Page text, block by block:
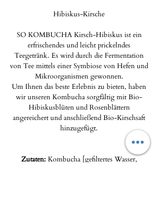
Hibiskus-Kirsche
SO KOMBUCHA Kirsch-Hibiskus ist ein
erfrischendes und leicht prickelndes
Teegetränk. Es wird durch die Fermentation
von Tee mittels einer Symbiose von Hefen und
Mikroorganismen gewonnen.
Um Ihnen das beste Erlebnis zu bieten, haben
wir unseren Kombucha sorgfältig mit Bio-
Hibiskusblüten und Rosenblättern
angereichert und anschließend Bio-Kirschsaft
hinzugefügt.
Zutaten:Kombucha [gefiltertes Wasser,